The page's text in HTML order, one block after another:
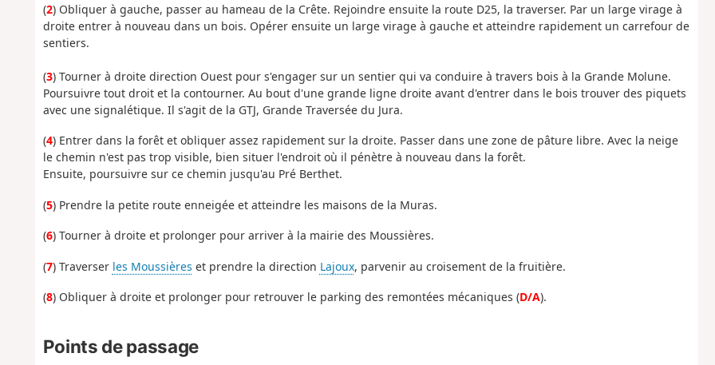
(2) Obliquer à gauche, passer au hameau de la Crête. Rejoindre ensuite la route D25, la traverser. Par un large virage à
droite entrer à nouveau dans un bois. Opérer ensuite un large virage à gauche et atteindre rapidement un carrefour de
sentiers.
(3) Tourner à droite direction Ouest pour s'engager sur un sentier qui va conduire à travers bois à la Grande Molune.
Poursuivre tout droit et la contourner. Au bout d'une grande ligne droite avant d'entrer dans le bois trouver des piquets
avec une signalétique. Il s'agit de la GTJ, Grande Traversée du Jura.
(4) Entrer dans la forêt et obliquer assez rapidement sur la droite. Passer dans une zone de pâture libre. Avec la neige
le chemin n'est pas trop visible, bien situer l'endroit où il pénètre à nouveau dans la forêt.
Ensuite, poursuivre sur ce chemin jusqu'au Pré Berthet.
(5) Prendre la petite route enneigée et atteindre les maisons de la Muras.
(6) Tourner à droite et prolonger pour arriver à la mairie des Moussières.
(7) Traverser les Moussières et prendre la direction Lajoux, parvenir au croisement de la fruitière.
(8) Obliquer à droite et prolonger pour retrouver le parking des remontées mécaniques (D/A).
Points de passage